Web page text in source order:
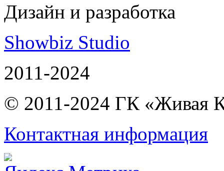
Дизайн и разработка
Showbiz Studio
2011-2024
© 2011-2024 ГК «Живая
Контактная информация